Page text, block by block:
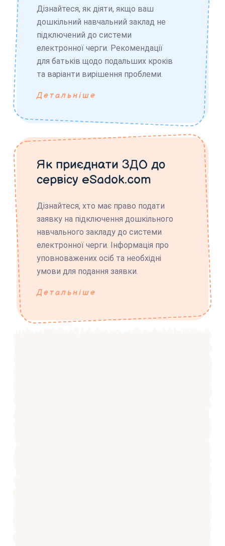
Дізнайтеся, як діяти, якщо ваш
дошкільний навчальний заклад не
підключений до системи
електронної черги. Рекомендації
для батьків щодо подальших кроків
та варіанти вирішення проблеми.
Детальніше
Як приєднати ЗДО до
сервісу eSadok.com
Дізнайтеся, хто має право подати
заявку на підключення дошкільного
навчального закладу до системи
електронної черги. Інформація про
уповноважених осіб та необхідні
умови для подання заявки.
Детальніше